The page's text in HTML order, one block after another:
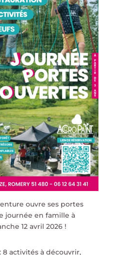
ouvre ses portes
journée en famille à
12 avril 2026 !
8 activités à découvrir,